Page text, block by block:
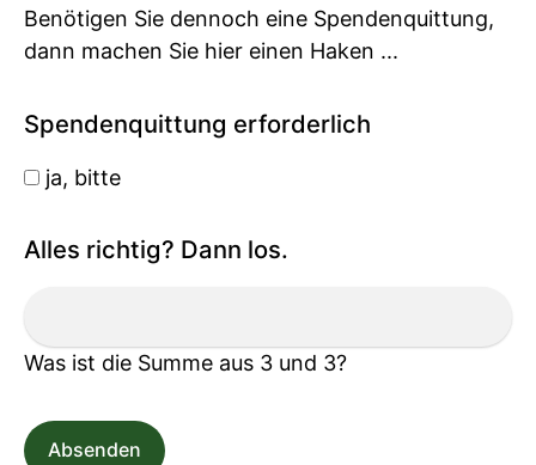
Benötigen Sie dennoch eine Spendenquittung,
dann machen Sie hier einen Haken ...
Spendenquittung erforderlich
ja, bitte
Alles richtig? Dann los.
Was ist die Summe aus 3 und 3?
Absenden